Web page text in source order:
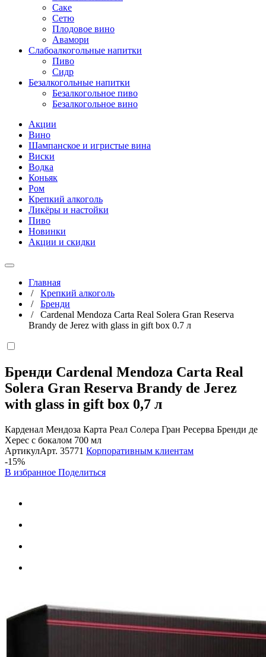
Саке
Сетю
Плодовое вино
Авамори
Слабоалкогольные напитки
Пиво
Сидр
Безалкогольные напитки
Безалкогольное пиво
Безалкогольное вино
Акции
Вино
Шампанское и игристые вина
Виски
Водка
Коньяк
Ром
Крепкий алкоголь
Ликёры и настойки
Пиво
Новинки
Акции и скидки
Главная
/ Крепкий алкоголь
/ Бренди
/ Cardenal Mendoza Carta Real Solera Gran Reserva
Brandy de Jerez with glass in gift box 0.7 л
Бренди Cardenal Mendoza Carta Real
Solera Gran Reserva Brandy de Jerez
with glass in gift box 0,7 л
Карденал Мендоза Карта Реал Солера Гран Ресерва Бренди де
Херес с бокалом 700 мл
АртикулАрт. 35771 Корпоративным клиентам
-15%
В избранное Поделиться